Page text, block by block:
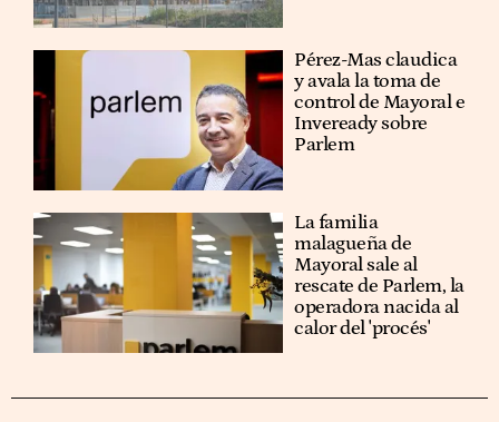
Pérez-Mas claudica
y avala la toma de
control de Mayoral e
Inveready sobre
Parlem
La familia
malagueña de
Mayoral sale al
rescate de Parlem, la
operadora nacida al
calor del 'procés'